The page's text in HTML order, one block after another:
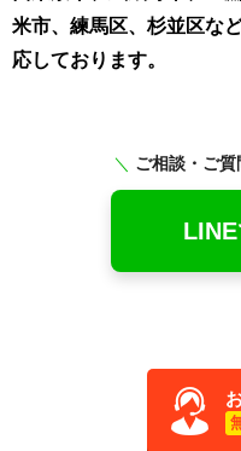
米市、練馬区、杉並区な
応しております。
＼ ご相談・ご質